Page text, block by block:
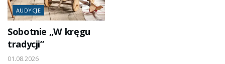
AUDYCJE
Sobotnie „W kręgu
tradycji”
01.08.2026